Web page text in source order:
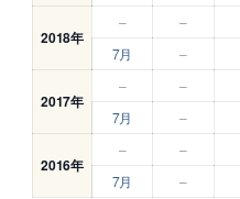
2018年
– –
7月
–
2017年
– –
7月
–
2016年
– –
7月
–